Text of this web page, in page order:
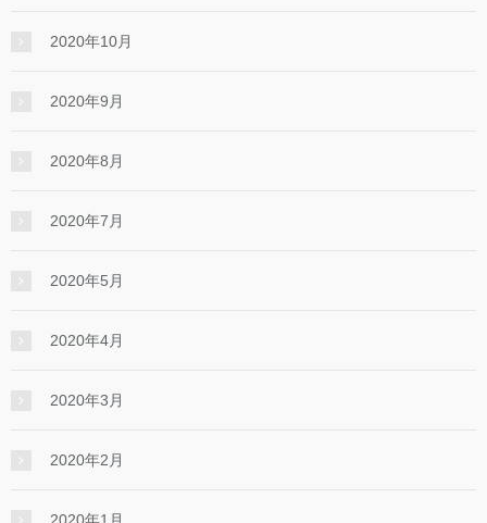
2020年10月
2020年9月
2020年8月
2020年7月
2020年5月
2020年4月
2020年3月
2020年2月